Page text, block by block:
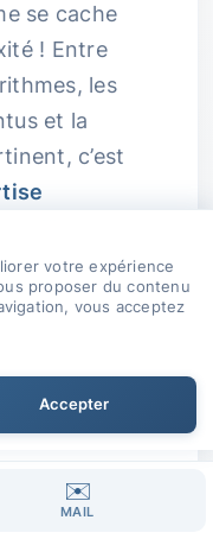
se cache
! Entre
les
et la
c’est
est sans
aux
ajuster
vos
✉️
MAIL
votre expérience
proposer du contenu
vous acceptez
Accepter